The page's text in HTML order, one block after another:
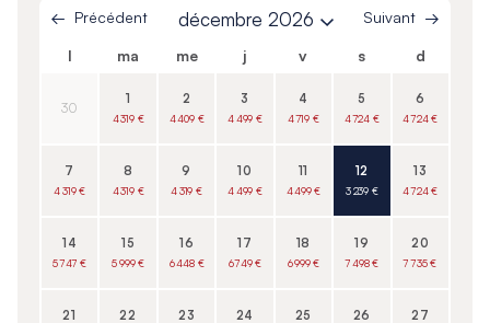
Précédent décembre 2026 Suivant
l ma me j v s d
30
1
4 319 €
2
4 409 €
3
4 499 €
4
4 719 €
5
4 724 €
6
4 724 €
7
4 319 €
8
4 319 €
9
4 319 €
10
4 499 €
11
4 499 €
12
3 239 €
13
4 724 €
14
5 747 €
15
5 999 €
16
6 448 €
17
6 749 €
18
6 999 €
19
7 498 €
20
7 735 €
21 22 23 24 25 26 27